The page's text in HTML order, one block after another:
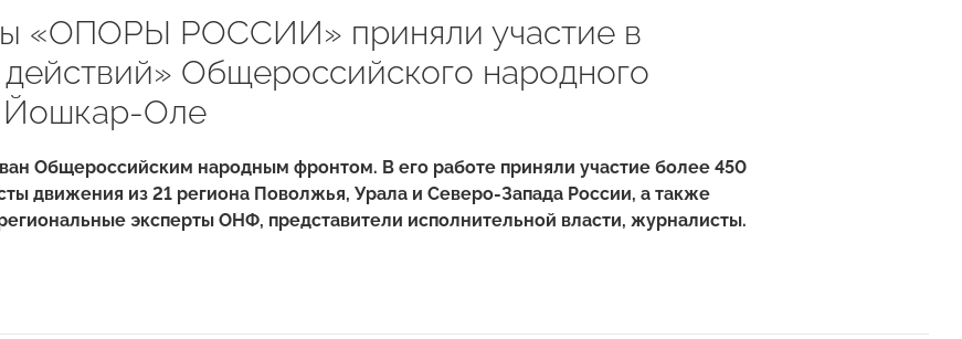
«ОПОРЫ РОССИИ» приняли участие в
Общероссийского народного
Йошкар-Оле
Общероссийским народным фронтом. В его работе приняли участие более 450
движения из 21 региона Поволжья, Урала и Северо-Запада России, а также
эксперты ОНФ, представители исполнительной власти, журналисты.